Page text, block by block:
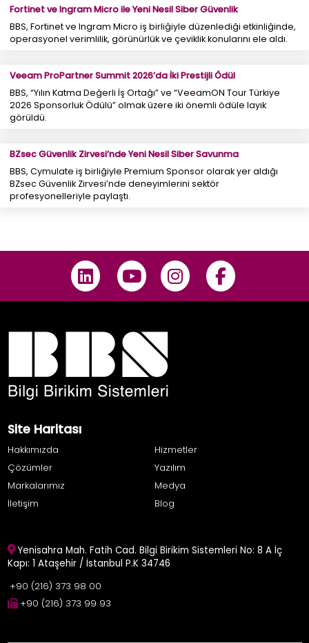
Fortinet ve Ingram Micro ile Yeni Nesil Siber Güvenlik
BBS, Fortinet ve Ingram Micro iş birliğiyle düzenlediği etkinliğinde,
operasyonel verimlilik, görünürlük ve çeviklik konularını ele aldı.
Veeam ProPartner Summit 2026’da İki Prestijli Ödül
BBS, “Yılın Katma Değerli İş Ortağı” ve “VeeamON Tour Türkiye
2026 Sponsorluk Ödülü” olmak üzere iki önemli ödüle layık
görüldü.
BZsec Güvenlik Zirvesi’nde Yeni Nesil Siber Savunma
BBS, Cymulate iş birliğiyle Premium Sponsor olarak yer aldığı
BZsec Güvenlik Zirvesi’nde deneyimlerini sektör
profesyonelleriyle paylaştı.
Site Haritası
Hakkımızda
Hizmetler
Çözümler
Yazılım
Markalarımız
Medya
İletişim
Blog
Yenisahra Mah. Fatih Cad. Bilgi Birikim Sistemleri No: 8 A İç
Kapı: 1 Ataşehir / İstanbul P.K 34746
+90 (216) 373 98 00
+90 (216) 373 99 93